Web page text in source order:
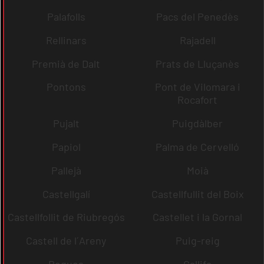
Palafolls
Pacs del Penedès
Rellinars
Rajadell
Premià de Dalt
Prats de Lluçanès
Pontons
Pont de Vilomara i
Rocafort
Pujalt
Puigdàlber
Papiol
Palma de Cervelló
Pallejà
Moià
Castellgalí
Castellfullit del Boix
Castellfollit de Riubregós
Castellet i la Gornal
Castell de l´Areny
Puig-reig